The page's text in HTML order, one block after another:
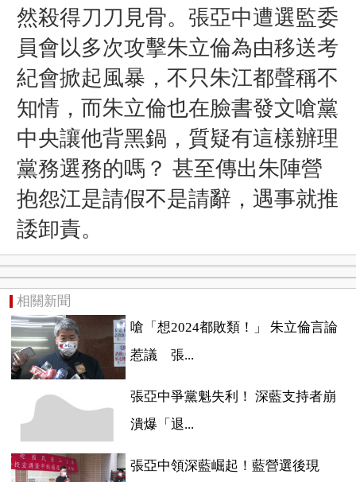
然殺得刀刀見骨。張亞中遭選監委
員會以多次攻擊朱立倫為由移送考
紀會掀起風暴，不只朱江都聲稱不
知情，而朱立倫也在臉書發文嗆黨
中央讓他背黑鍋，質疑有這樣辦理
黨務選務的嗎？ 甚至傳出朱陣營
抱怨江是請假不是請辭，遇事就推
諉卸責。
相關新聞
嗆「想2024都敗類！」 朱立倫言論
惹議 張...
張亞中爭黨魁失利！ 深藍支持者崩
潰爆「退...
張亞中領深藍崛起！藍營選後現